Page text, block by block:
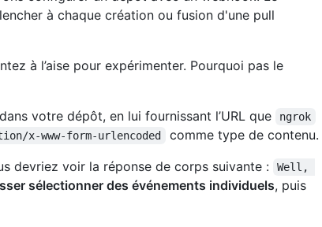
à chaque création ou fusion d'une pull
à l’aise pour expérimenter. Pourquoi pas le
votre dépôt, en lui fournissant l’URL que
ngrok
x-www-form-urlencoded
comme type de contenu.
devriez voir la réponse de corps suivante :
Well,
sélectionner des événements individuels, puis